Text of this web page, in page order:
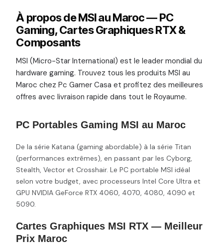
À propos de MSI au Maroc — PC
Gaming, Cartes Graphiques RTX &
Composants
MSI (Micro-Star International) est le leader mondial du
hardware gaming. Trouvez tous les produits MSI au
Maroc chez Pc Gamer Casa et profitez des meilleures
offres avec livraison rapide dans tout le Royaume.
PC Portables Gaming MSI au Maroc
De la série Katana (gaming abordable) à la série Titan
(performances extrêmes), en passant par les Cyborg,
Stealth, Vector et Crosshair. Le PC portable MSI idéal
selon votre budget, avec processeurs Intel Core Ultra et
GPU NVIDIA GeForce RTX 4060, 4070, 4080, 4090 et
5090.
Cartes Graphiques MSI RTX — Meilleur
Prix Maroc